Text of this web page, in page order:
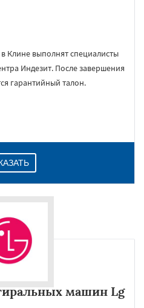
Клине выполнят специалисты
Индезит. После завершения
гарантийный талон.
машин Lg